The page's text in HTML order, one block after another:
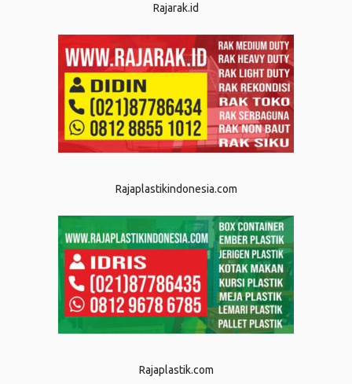
Rajarak.id
Rajaplastikindonesia.com
Rajaplastik.com